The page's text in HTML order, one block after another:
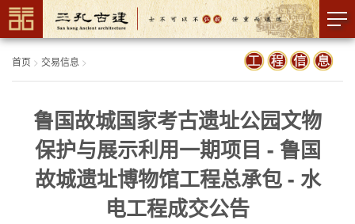
首页 > 交易信息 >
鲁国故城国家考古遗址公园文物
保护与展示利用一期项目 - 鲁国
故城遗址博物馆工程总承包 - 水
电工程成交公告